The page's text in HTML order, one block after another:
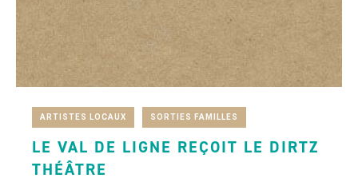
ARTISTES LOCAUX SORTIES FAMILLES
LE VAL DE LIGNE REÇOIT LE DIRTZ
THÉÂTRE